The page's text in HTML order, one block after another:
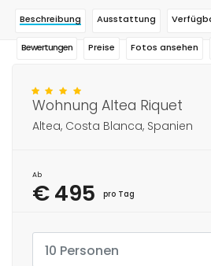
Beschreibung Ausstattung
Bewertungen Preise Fotos ansehen
Wohnung Altea Riquet
Altea, Costa Blanca, Spanien
Ab
€ 495 pro Tag
10 Personen